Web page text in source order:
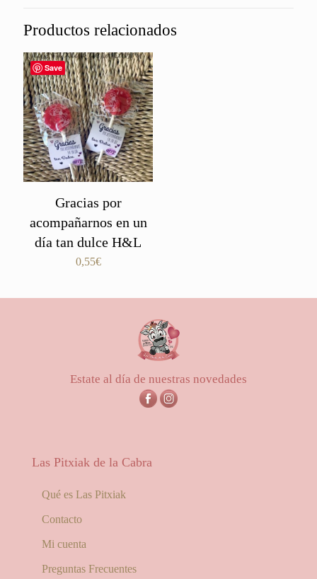
Productos relacionados
Save
Gracias por
acompañarnos en un
día tan dulce H&L
0,55€
Estate al día de nuestras novedades
Las Pitxiak de la Cabra
Qué es Las Pitxiak
Contacto
Mi cuenta
Preguntas Frecuentes